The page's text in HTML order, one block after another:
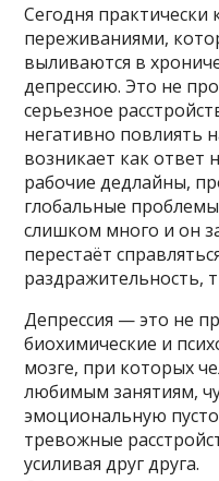
Сегодня практически
переживаниями,
выливаются в
депрессию. Это не
серьезное
негативно повлиять
возникает как ответ
рабочие дедлайны,
глобальные
слишком много и он
перестаёт
раздражительность,
Депрессия — это не
биохимические и
мозге, при которых
любимым занятиям,
эмоциональную
тревожные
усиливая друг друга.